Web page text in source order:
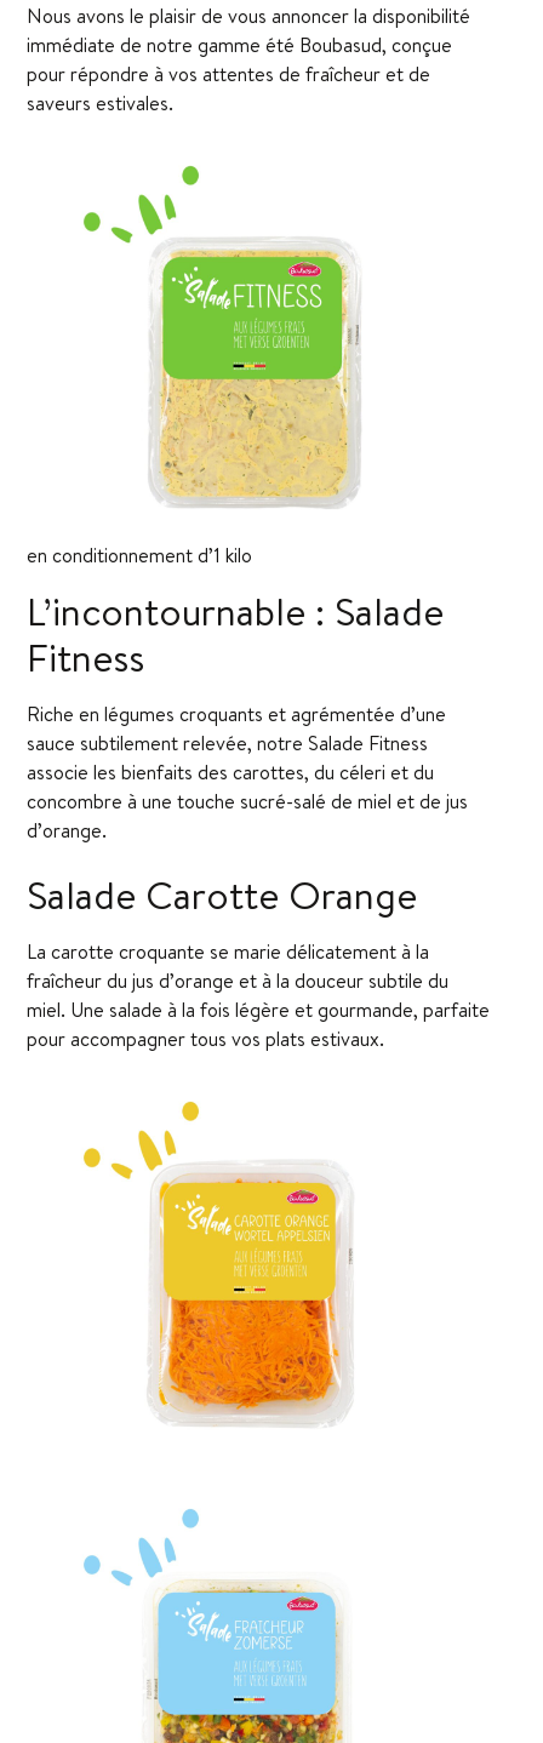
Nous avons le plaisir de vous annoncer la disponibilité
immédiate de notre gamme été Boubasud, conçue
pour répondre à vos attentes de fraîcheur et de
saveurs estivales.
en conditionnement d’1 kilo
L’incontournable : Salade
Fitness
Riche en légumes croquants et agrémentée d’une
sauce subtilement relevée, notre Salade Fitness
associe les bienfaits des carottes, du céleri et du
concombre à une touche sucré-salé de miel et de jus
d’orange.
Salade Carotte Orange
La carotte croquante se marie délicatement à la
fraîcheur du jus d’orange et à la douceur subtile du
miel. Une salade à la fois légère et gourmande, parfaite
pour accompagner tous vos plats estivaux.